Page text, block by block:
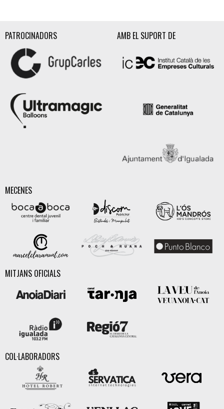
PATROCINADORS AMB EL SUPORT DE
MECENES
MITJANS OFICIALS
COL·LABORADORS